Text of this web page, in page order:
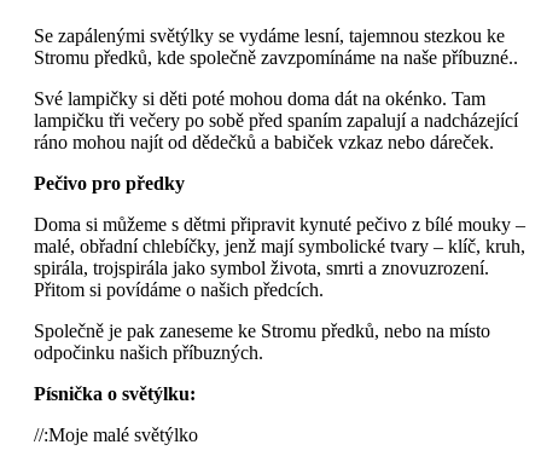
Se zapálenými světýlky se vydáme lesní, tajemnou stezkou ke
Stromu předků, kde společně zavzpomínáme na naše příbuzné..
Své lampičky si děti poté mohou doma dát na okénko. Tam
lampičku tři večery po sobě před spaním zapalují a nadcházející
ráno mohou najít od dědečků a babiček vzkaz nebo dáreček.
Pečivo pro předky
Doma si můžeme s dětmi připravit kynuté pečivo z bílé mouky –
malé, obřadní chlebíčky, jenž mají symbolické tvary – klíč, kruh,
spirála, trojspirála jako symbol života, smrti a znovuzrození.
Přitom si povídáme o našich předcích.
Společně je pak zaneseme ke Stromu předků, nebo na místo
odpočinku našich příbuzných.
Písnička o světýlku:
//:Moje malé světýlko